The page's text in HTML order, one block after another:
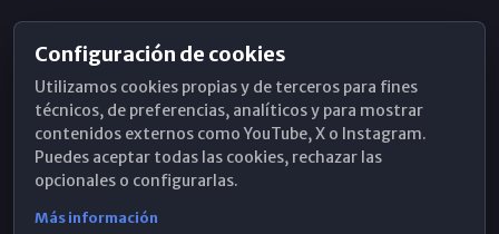
Horarios de Misa
Hemeroteca
WhatsApp
Configuración de cookies
Utilizamos cookies propias y de terceros para fines
técnicos, de preferencias, analíticos y para mostrar
contenidos externos como YouTube, X o Instagram.
Puedes aceptar todas las cookies, rechazar las
opcionales o configurarlas.
Más información